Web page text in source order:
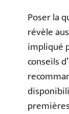
Poser la
révèle
impliqué
conseils